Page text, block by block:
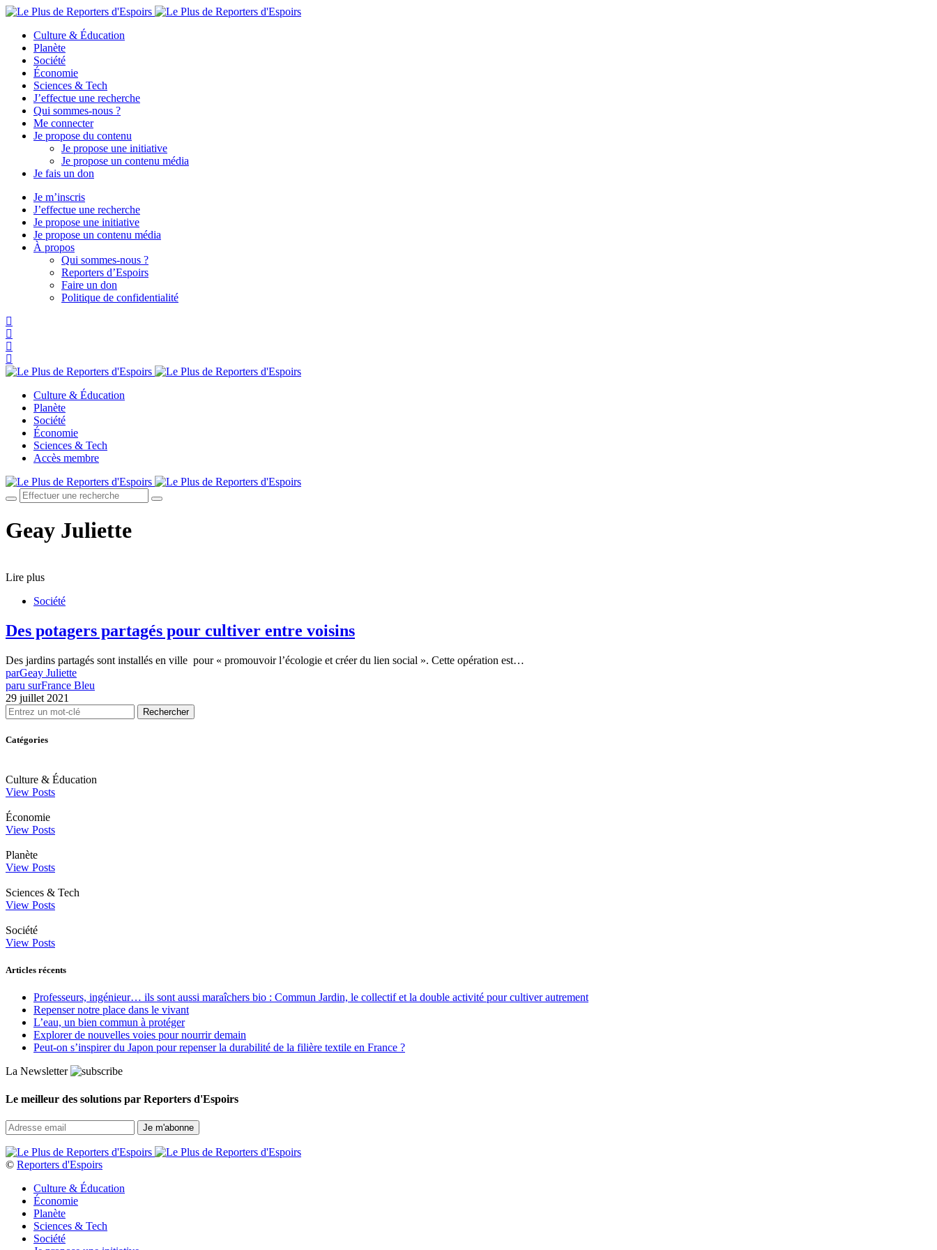
Culture & Éducation
Planète
Société
Économie
Sciences & Tech
J’effectue une recherche
Qui sommes-nous ?
Me connecter
Je propose du contenu
Je propose une initiative
Je propose un contenu média
Je fais un don
Je m’inscris
J’effectue une recherche
Je propose une initiative
Je propose un contenu média
À propos
Qui sommes-nous ?
Reporters d’Espoirs
Faire un don
Politique de confidentialité
Culture & Éducation
Planète
Société
Économie
Sciences & Tech
Accès membre
Geay Juliette
Lire plus
Société
Des potagers partagés pour cultiver entre voisins
Des jardins partagés sont installés en ville pour « promouvoir l’écologie et créer du lien social ». Cette opération est…
parGeay Juliette
paru surFrance Bleu
29 juillet 2021
Rechercher
Catégories
Culture & Éducation
View Posts
Économie
View Posts
Planète
View Posts
Sciences & Tech
View Posts
Société
View Posts
Articles récents
Professeurs, ingénieur… ils sont aussi maraîchers bio : Commun Jardin, le collectif et la double activité pour cultiver autrement
Repenser notre place dans le vivant
L’eau, un bien commun à protéger
Explorer de nouvelles voies pour nourrir demain
Peut‑on s’inspirer du Japon pour repenser la durabilité de la filière textile en France ?
La Newsletter
Le meilleur des solutions par Reporters d'Espoirs
© Reporters d'Espoirs
Culture & Éducation
Économie
Planète
Sciences & Tech
Société